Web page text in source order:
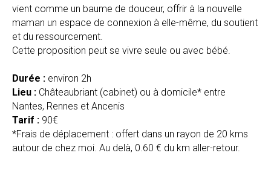
vient comme un baume de douceur, offrir à la nouvelle
maman un espace de connexion à elle-même, du soutient
et du ressourcement.
Cette proposition peut se vivre seule ou avec bébé.
Durée : environ 2h
Lieu : Châteaubriant (cabinet) ou à domicile* entre
Nantes, Rennes et Ancenis
Tarif : 90€
*Frais de déplacement : offert dans un rayon de 20 kms
autour de chez moi. Au delà, 0.60 € du km aller-retour.